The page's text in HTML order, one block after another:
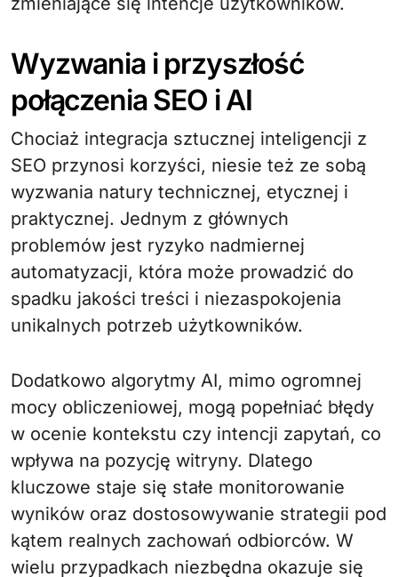
Wyzwania i przyszłość
połączenia SEO i AI
Chociaż integracja sztucznej inteligencji z
SEO przynosi korzyści, niesie też ze sobą
wyzwania natury technicznej, etycznej i
praktycznej. Jednym z głównych
problemów jest ryzyko nadmiernej
automatyzacji, która może prowadzić do
spadku jakości treści i niezaspokojenia
unikalnych potrzeb użytkowników.
Dodatkowo algorytmy AI, mimo ogromnej
mocy obliczeniowej, mogą popełniać błędy
w ocenie kontekstu czy intencji zapytań, co
wpływa na pozycję witryny. Dlatego
kluczowe staje się stałe monitorowanie
wyników oraz dostosowywanie strategii pod
kątem realnych zachowań odbiorców. W
wielu przypadkach niezbędna okazuje się